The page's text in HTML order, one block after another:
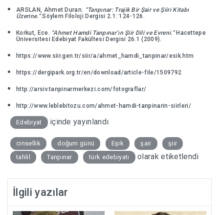
ARSLAN, Ahmet Duran. “Tanpınar: Trajik Bir Şair ve Şiiri Kitabı
Üzerine.”Söylem Filoloji Dergisi 2.1: 124-126.
Korkut, Ece. “Ahmet Hamdi Tanpınar’ın Şiir Dili ve Evreni.”Hacettepe
Üniversitesi Edebiyat Fakültesi Dergisi 26.1 (2009).
https://www.siir.gen.tr/siir/a/ahmet_hamdi_tanpinar/esik.htm
https://dergipark.org.tr/en/download/article-file/1509792
http://arsiv.tanpinarmerkezi.com/fotograflar/
http://www.leblebitozu.com/ahmet-hamdi-tanpinarin-siirleri/
Edebiyat içinde yayınlandı
cinsellik doğum günü Eşik şair
şiir
tahlil
Tanpınar türk edebiyatı olarak etiketlendi
İlgili yazılar